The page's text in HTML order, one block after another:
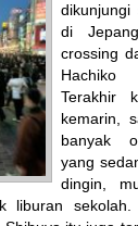
di
crossing
Hachiko
Terakhir
kemarin,
banyak
yang
dingin,
liburan